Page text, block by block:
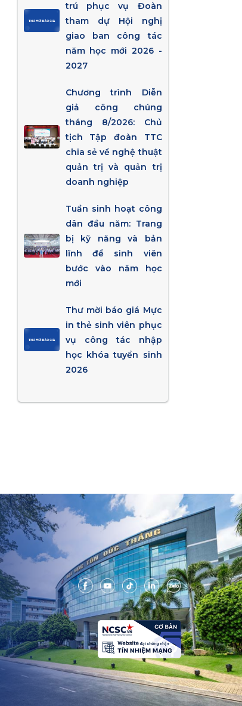
trú phục vụ Đoàn
tham dự Hội nghị
giao ban công tác
năm học mới 2026 -
2027
Chương trình Diễn
giả công chúng
tháng 8/2026: Chủ
tịch Tập đoàn TTC
chia sẻ về nghệ thuật
quản trị và quản trị
doanh nghiệp
Tuần sinh hoạt công
dân đầu năm: Trang
bị kỹ năng và bản
lĩnh để sinh viên
bước vào năm học
mới
Thư mời báo giá Mực
in thẻ sinh viên phục
vụ công tác nhập
học khóa tuyển sinh
2026